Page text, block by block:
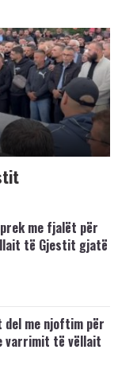
me fjalët për
të Gjestit gjatë
del me njoftim për
varrimit të vëllait